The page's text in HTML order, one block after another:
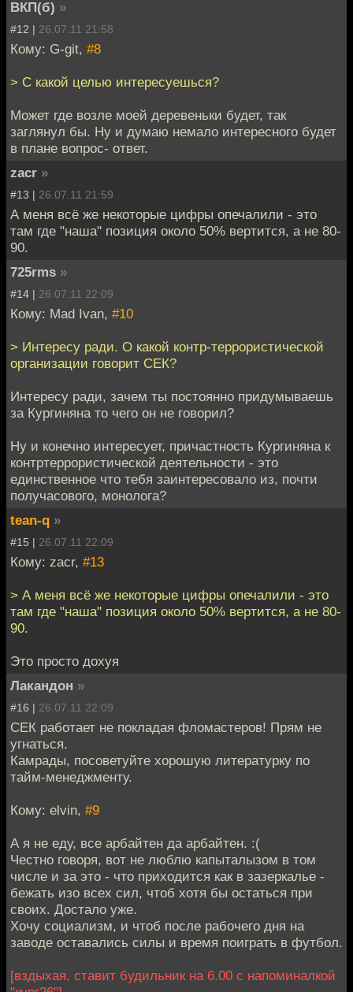
ВКП(б) »
#12 | 26.07.11 21:58
Кому: G-git, #8
> С какой целью интересуешься?
Может где возле моей деревеньки будет, так
заглянул бы. Ну и думаю немало интересного будет
в плане вопрос- ответ.
zacr »
#13 | 26.07.11 21:59
А меня всё же некоторые цифры опечалили - это
там где "наша" позиция около 50% вертится, а не 80-
90.
725rms »
#14 | 26.07.11 22:09
Кому: Mad Ivan, #10
> Интересу ради. О какой контр-террористической
организации говорит СЕК?
Интересу ради, зачем ты постоянно придумываешь
за Кургиняна то чего он не говорил?
Ну и конечно интересует, причастность Кургиняна к
контртеррористической деятельности - это
единственное что тебя заинтересовало из, почти
получасового, монолога?
tean-q »
#15 | 26.07.11 22:09
Кому: zacr, #13
> А меня всё же некоторые цифры опечалили - это
там где "наша" позиция около 50% вертится, а не 80-
90.
Это просто дохуя
Лакандон »
#16 | 26.07.11 22:09
СЕК работает не покладая фломастеров! Прям не
угнаться.
Камрады, посоветуйте хорошую литературку по
тайм-менеджменту.
Кому: elvin, #9
А я не еду, все арбайтен да арбайтен. :(
Честно говоря, вот не люблю капыталызом в том
числе и за это - что приходится как в зазеркалье -
бежать изо всех сил, чтоб хотя бы остаться при
своих. Достало уже.
Хочу социализм, и чтоб после рабочего дня на
заводе оставались силы и время поиграть в футбол.
[вздыхая, ставит будильник на 6.00 с напоминалкой